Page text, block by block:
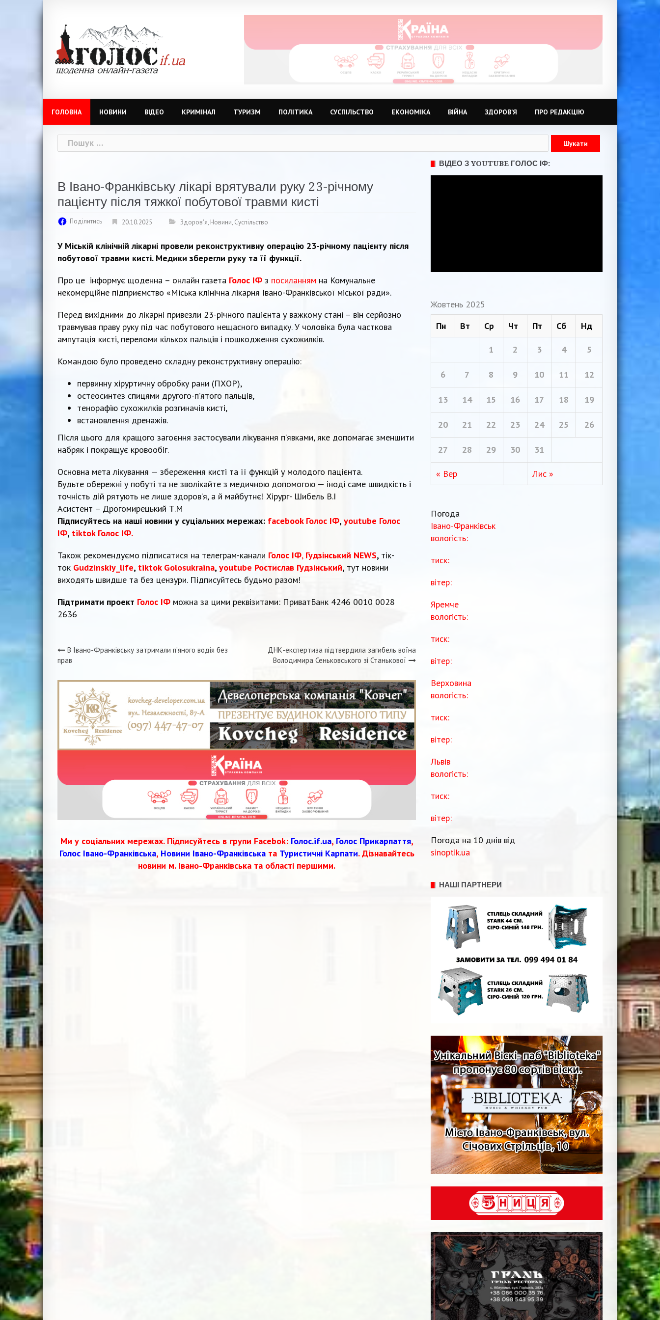
ГОЛОВНА НОВИНИ ВІДЕО КРИМІНАЛ ТУРИЗМ ПОЛІТИКА СУСПІЛЬСТВО ЕКОНОМІКА ВІЙНА ЗДОРОВ’Я ПРО РЕДАКЦІЮ
Пошук:
В Івано-Франківську лікарі врятували руку 23-річному
пацієнту після тяжкої побутової травми кисті
Поділитись 20.10.2025 Здоров'я, Новини, Суспільство
У Міській клінічній лікарні провели реконструктивну операцію 23-річному пацієнту після
побутової травми кисті. Медики зберегли руку та її функції.
Про це інформує щоденна – онлайн газета Голос ІФ з посиланням на Комунальне
некомерційне підприємство «Міська клінічна лікарня Івано-Франківської міської ради».
Перед вихідними до лікарні привезли 23-річного пацієнта у важкому стані – він серйозно
травмував праву руку під час побутового нещасного випадку. У чоловіка була часткова
ампутація кисті, переломи кількох пальців і пошкодження сухожилків.
Командою було проведено складну реконструктивну операцію:
первинну хіруртичну обробку рани (ПХОР),
остеосинтез спицями другого-п’ятого пальців,
тенорафію сухожилків розгиначів кисті,
встановлення дренажів.
Після цього для кращого загоєння застосували лікування п’явками, яке допомагає зменшити
набряк і покращує кровообіг.
Основна мета лікування — збереження кисті та її функцій у молодого пацієнта.
Будьте обережні у побуті та не зволікайте з медичною допомогою — іноді саме швидкість і
точність дій рятують не лише здоров’я, а й майбутнє! Хірург- Шибель В.І
Асистент – Дрогомирецький Т.М
Підписуйтесь на наші новини у суціальних мережах: facebook Голос ІФ, youtube Голос
ІФ, tiktok Голос ІФ.
Також рекомендуємо підписатися на телеграм-канали Голос ІФ, Гудзінський NEWS, тік-
ток Gudzinskiy_life, tiktok Golosukraina, youtube Ростислав Гудзінський, тут новини
виходять швидше та без цензури. Підписуйтесь будьмо разом!
Підтримати проект Голос ІФ можна за цими реквізитами: ПриватБанк 4246 0010 0028
2636
Навігація
записів
В Івано-Франківську затримали п’яного водія без
прав
ДНК-експертиза підтвердила загибель воїна
Володимира Сеньковського зі Станькової
Ми у соціальних мережах. Підписуйтесь в групи Facebok: Голос.if.ua, Голос Прикарпаття,
Голос Івано-Франківська, Новини Івано-Франківськата Туристичні Карпати. Дізнавайтесь
новини м. Івано-Франківська та області першими.
ВІДЕО З YOUTUBE ГОЛОС ІФ:
Жовтень 2025
Пн
Вт Ср Чт Пт Сб Нд
« Вер Лис »
1 2 3 4 5
6 7 8 9 10 11 12
13 14 15 16 17 18 19
20 21 22 23 24 25 26
27 28 29 30 31
Погода
Івано-Франківськ
вологість:
тиск:
вітер:
Яремче
вологість:
тиск:
вітер:
Верховина
вологість:
тиск:
вітер:
Львів
вологість:
тиск:
вітер:
Погода на 10 днів від
sinoptik.ua
НАШІ ПАРТНЕРИ